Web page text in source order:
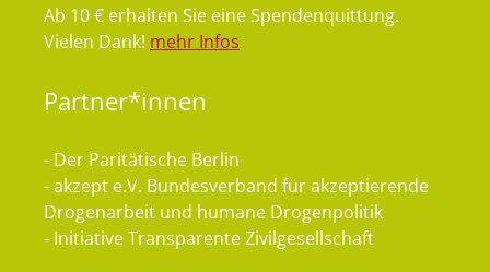
Ab 10 € erhalten Sie eine Spendenquittung.
Vielen Dank! mehr Infos
Partner*innen
- Der Paritätische Berlin
- akzept e.V. Bundesverband für akzeptierende
Drogenarbeit und humane Drogenpolitik
- Initiative Transparente Zivilgesellschaft